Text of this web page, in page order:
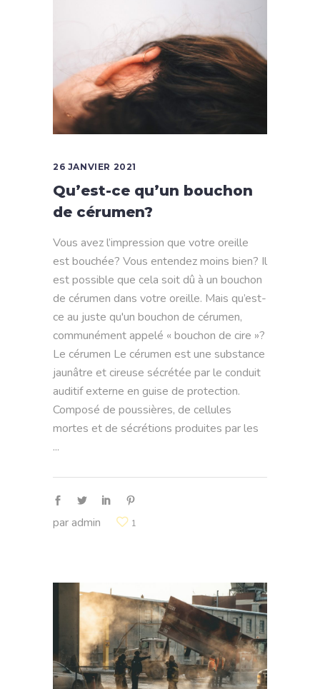
26 JANVIER 2021
Qu’est-ce qu’un bouchon
de cérumen?
Vous avez l’impression que votre oreille
est bouchée? Vous entendez moins bien? Il
est possible que cela soit dû à un bouchon
de cérumen dans votre oreille. Mais qu’est-
ce au juste qu'un bouchon de cérumen,
communément appelé « bouchon de cire »?
Le cérumen Le cérumen est une substance
jaunâtre et cireuse sécrétée par le conduit
auditif externe en guise de protection.
Composé de poussières, de cellules
mortes et de sécrétions produites par les
paradmin 1